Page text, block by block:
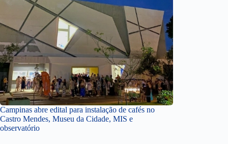
Campinas abre edital para instalação de cafés no
Castro Mendes, Museu da Cidade, MIS e
observatório